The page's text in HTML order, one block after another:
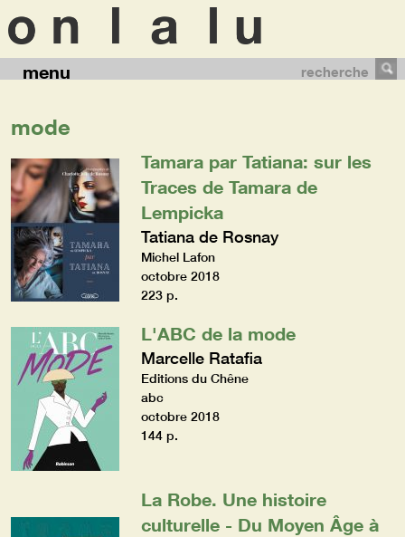
menu recherche
mode
Tamara par Tatiana: sur les
Traces de Tamara de
Lempicka
Tatiana de Rosnay
Michel Lafon
octobre 2018
223 p.
L'ABC de la mode
Marcelle Ratafia
Editions du Chêne
abc
octobre 2018
144 p.
La Robe. Une histoire
culturelle - Du Moyen Âge à